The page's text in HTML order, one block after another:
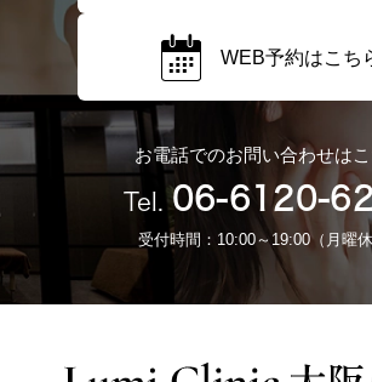
WEB予約はこち
お電話でのお問い合わせは
Tel. 06-6120-
受付時間：10:00～19:00（月曜